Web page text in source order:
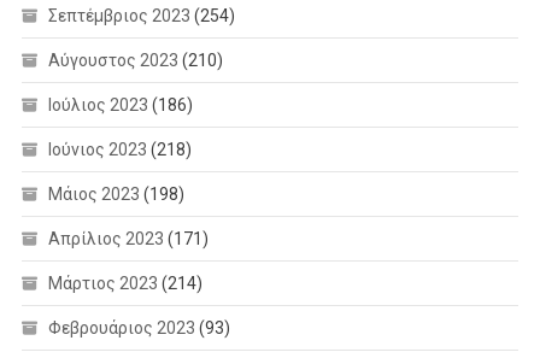
Σεπτέμβριος 2023 (254)
Αύγουστος 2023 (210)
Ιούλιος 2023 (186)
Ιούνιος 2023 (218)
Μάιος 2023 (198)
Απρίλιος 2023 (171)
Μάρτιος 2023 (214)
Φεβρουάριος 2023 (93)